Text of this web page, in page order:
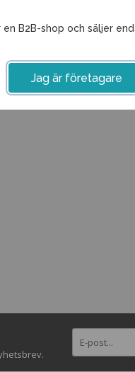
en B2B-shop och säljer
Jag är företagare